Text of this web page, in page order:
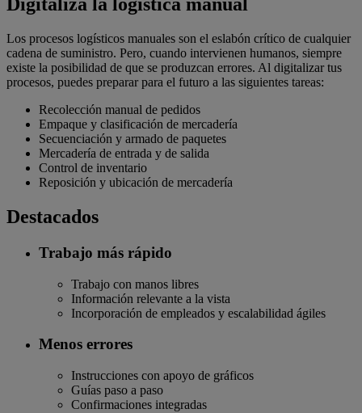
Digitaliza la logística manual
Los procesos logísticos manuales son el eslabón crítico de cualquier
cadena de suministro. Pero, cuando intervienen humanos, siempre
existe la posibilidad de que se produzcan errores. Al digitalizar tus
procesos, puedes preparar para el futuro a las siguientes tareas:
Recolección manual de pedidos
Empaque y clasificación de mercadería
Secuenciación y armado de paquetes
Mercadería de entrada y de salida
Control de inventario
Reposición y ubicación de mercadería
Destacados
Trabajo más rápido
Trabajo con manos libres
Información relevante a la vista
Incorporación de empleados y escalabilidad ágiles
Menos errores
Instrucciones con apoyo de gráficos
Guías paso a paso
Confirmaciones integradas